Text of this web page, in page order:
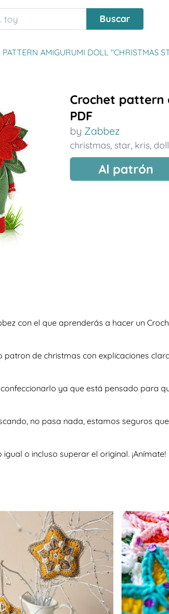
PATTERN AMIGURUMI DOLL "CHRISTMAS
Crochet pattern
PDF
by Zabbez
christmas, star, kris, doll
Al patrón
con el que aprenderás a hacer un
patron de christmas con explicaciones
ya que está pensado para
no pasa nada, estamos seguros
o incluso superar el original. ¡Anímate!